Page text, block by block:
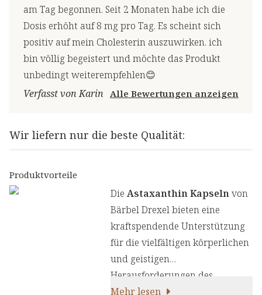
am Tag begonnen. Seit 2 Monaten habe ich die
Dosis erhöht auf 8 mg pro Tag. Es scheint sich
positiv auf mein Cholesterin auszuwirken. ich
bin völlig begeistert und möchte das Produkt
unbedingt weiterempfehlen😊
Verfasst von Karin
Alle Bewertungen anzeigen
Wir liefern nur die beste Qualität:
Produktvorteile
Die Astaxanthin Kapselnvon
Bärbel Drexel bieten eine
kraftspendende Unterstützung
für die vielfältigen körperlichen
und geistigen
Herausforderungen des
fordernden Alltags. Zusätzlich
Mehr lesen